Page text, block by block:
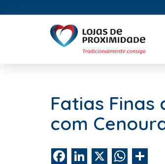
Fatias Finas
com
FacebookLinkedIn WhatsApp